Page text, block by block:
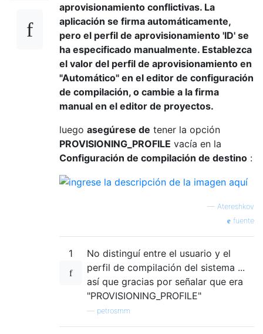
aprovisionamiento conflictivas. La
aplicación se firma automáticamente,
pero el perfil de aprovisionamiento 'ID' se
ha especificado manualmente. Establezca
el valor del perfil de aprovisionamiento en
"Automático" en el editor de configuración
de compilación, o cambie a la firma
manual en el editor de proyectos.
luego asegúrese de tener la opción
PROVISIONING_PROFILE vacía en la
Configuración de compilación de destino :
— Atereshkov
fuente
1
No distinguí entre el usuario y el
perfil de compilación del sistema ...
así que gracias por señalar que era
"PROVISIONING_PROFILE"
petrosmm